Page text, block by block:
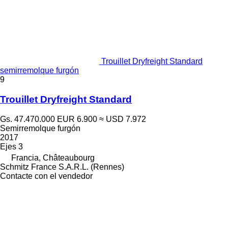
Trouillet Dryfreight Standard
semirremolque furgón
9
Trouillet Dryfreight Standard
Gs. 47.470.000 EUR 6.900 ≈ USD 7.972
Semirremolque furgón
2017
Ejes 3
Francia, Châteaubourg
Schmitz France S.A.R.L. (Rennes)
Contacte con el vendedor